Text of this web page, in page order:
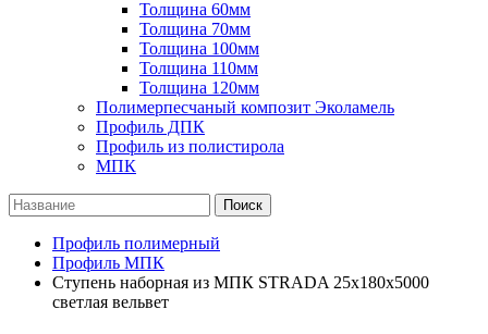
Толщина 60мм
Толщина 70мм
Толщина 100мм
Толщина 110мм
Толщина 120мм
Полимерпесчаный композит Эколамель
Профиль ДПК
Профиль из полистирола
МПК
Поиск
Профиль полимерный
Профиль МПК
Ступень наборная из МПК STRADA 25х180х5000
светлая вельвет